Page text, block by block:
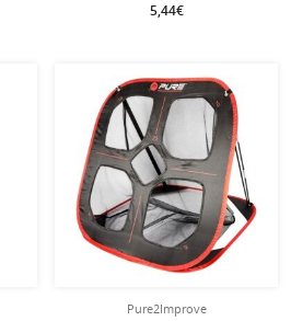
5,44€
Pure2Improve